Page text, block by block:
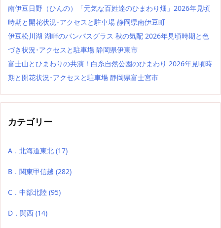
南伊豆日野（ひんの）「元気な百姓達のひまわり畑」2026年見頃
時期と開花状況･アクセスと駐車場 静岡県南伊豆町
伊豆松川湖 湖畔のパンパスグラス 秋の気配 2026年見頃時期と色
づき状況･アクセスと駐車場 静岡県伊東市
富士山とひまわりの共演！白糸自然公園のひまわり 2026年見頃時
期と開花状況･アクセスと駐車場 静岡県富士宮市
カテゴリー
A．北海道東北 (17)
B．関東甲信越 (282)
C．中部北陸 (95)
D．関西 (14)